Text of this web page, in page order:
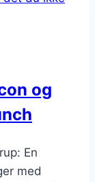
og
En
med